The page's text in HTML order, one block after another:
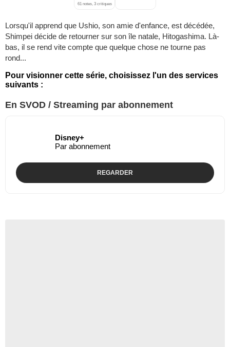
61 notes, 3 critiques
Lorsqu'il apprend que Ushio, son amie d'enfance, est décédée,
Shimpei décide de retourner sur son île natale, Hitogashima. Là-
bas, il se rend vite compte que quelque chose ne tourne pas
rond...
Pour visionner cette série, choisissez l'un des services
suivants :
En SVOD / Streaming par abonnement
Disney+
Par abonnement
REGARDER